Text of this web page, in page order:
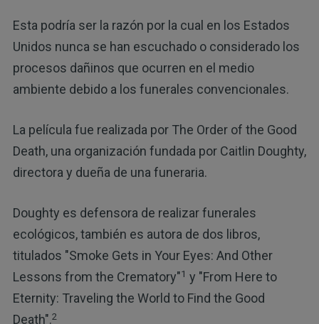
Esta podría ser la razón por la cual en los Estados
Unidos nunca se han escuchado o considerado los
procesos dañinos que ocurren en el medio
ambiente debido a los funerales convencionales.
La película fue realizada por The Order of the Good
Death, una organización fundada por Caitlin Doughty,
directora y dueña de una funeraria.
Doughty es defensora de realizar funerales
ecológicos, también es autora de dos libros,
titulados "Smoke Gets in Your Eyes: And Other
Lessons from the Crematory"1 y "From Here to
Eternity: Traveling the World to Find the Good
Death".2